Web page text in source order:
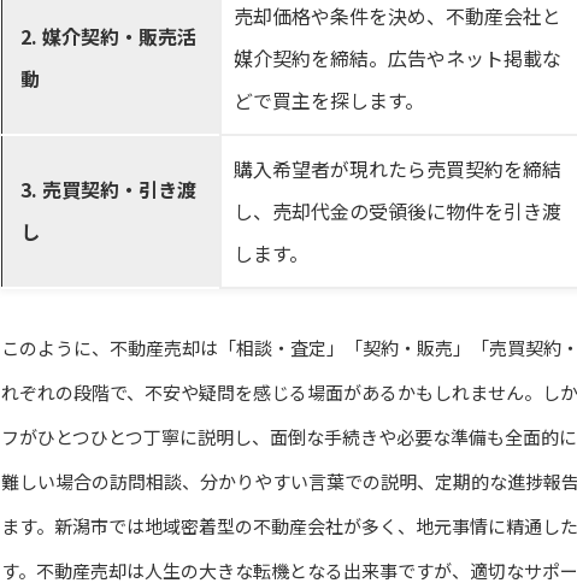
2. 媒介契約・販売活
動
売却価格や条件を決め、不動産会社と
媒介契約を締結。広告やネット掲載な
どで買主を探します。
3. 売買契約・引き渡
し
購入希望者が現れたら売買契約を締結
し、売却代金の受領後に物件を引き渡
します。
このように、不動産売却は「相談・査定」「契約・販売」「売買契約
れぞれの段階で、不安や疑問を感じる場面があるかもしれません。し
フがひとつひとつ丁寧に説明し、面倒な手続きや必要な準備も全面的
難しい場合の訪問相談、分かりやすい言葉での説明、定期的な進捗報
ます。新潟市では地域密着型の不動産会社が多く、地元事情に精通し
す。不動産売却は人生の大きな転機となる出来事ですが、適切なサポ